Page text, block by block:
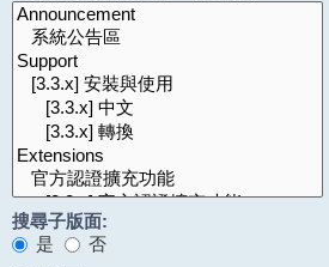
搜尋子版面:
是
否